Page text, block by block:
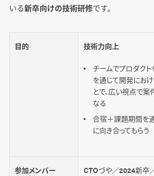
いる新卒向けの技術研修です。
目的 技術力向上
チームでプロダク
を通じて開発にお
とで、広い視点で
なる
合宿＋課題期間を
に向き合ってもらう
参加メンバー CTOづや／2024新卒